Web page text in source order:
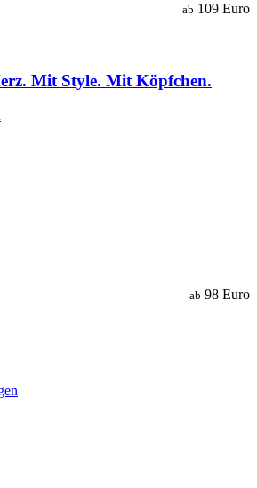
ab 109 Euro
Mit Style. Mit Köpfchen.
ab 98 Euro